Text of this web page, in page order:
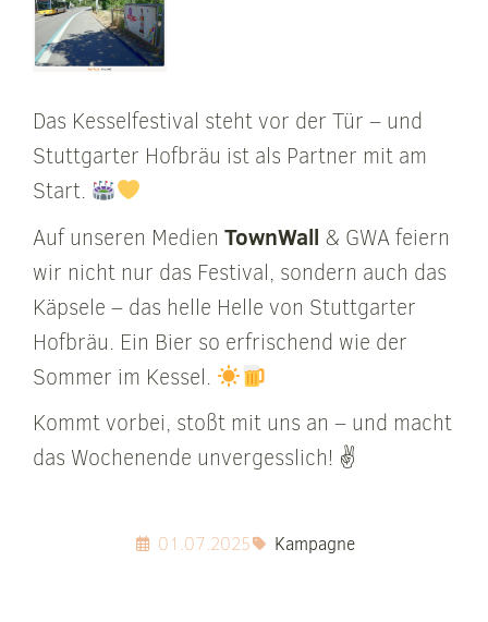
Das Kesselfestival steht vor der Tür – und
Stuttgarter Hofbräu ist als Partner mit am
Start.
Auf unseren Medien TownWall & GWA feiern
wir nicht nur das Festival, sondern auch das
Käpsele – das helle Helle von Stuttgarter
Hofbräu. Ein Bier so erfrischend wie der
Sommer im Kessel.
Kommt vorbei, stoßt mit uns an – und macht
das Wochenende unvergesslich! ✌️
01.07.2025 Kampagne